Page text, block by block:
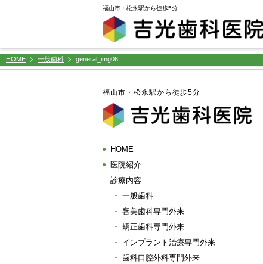
福山市・松永駅から徒歩5分
HOME 一般歯科 general_img06
福山市・松永駅から徒歩5分
HOME
医院紹介
診療内容
一般歯科
審美歯科専門外来
矯正歯科専門外来
インプラント治療専門外来
歯科口腔外科専門外来